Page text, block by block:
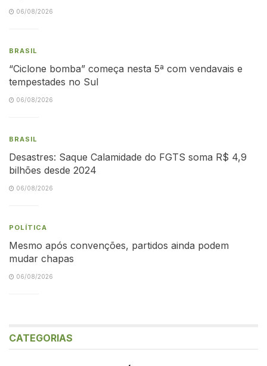
06/08/2026
BRASIL
“Ciclone bomba” começa nesta 5ª com vendavais e
tempestades no Sul
06/08/2026
BRASIL
Desastres: Saque Calamidade do FGTS soma R$ 4,9
bilhões desde 2024
06/08/2026
POLÍTICA
Mesmo após convenções, partidos ainda podem
mudar chapas
06/08/2026
CATEGORIAS